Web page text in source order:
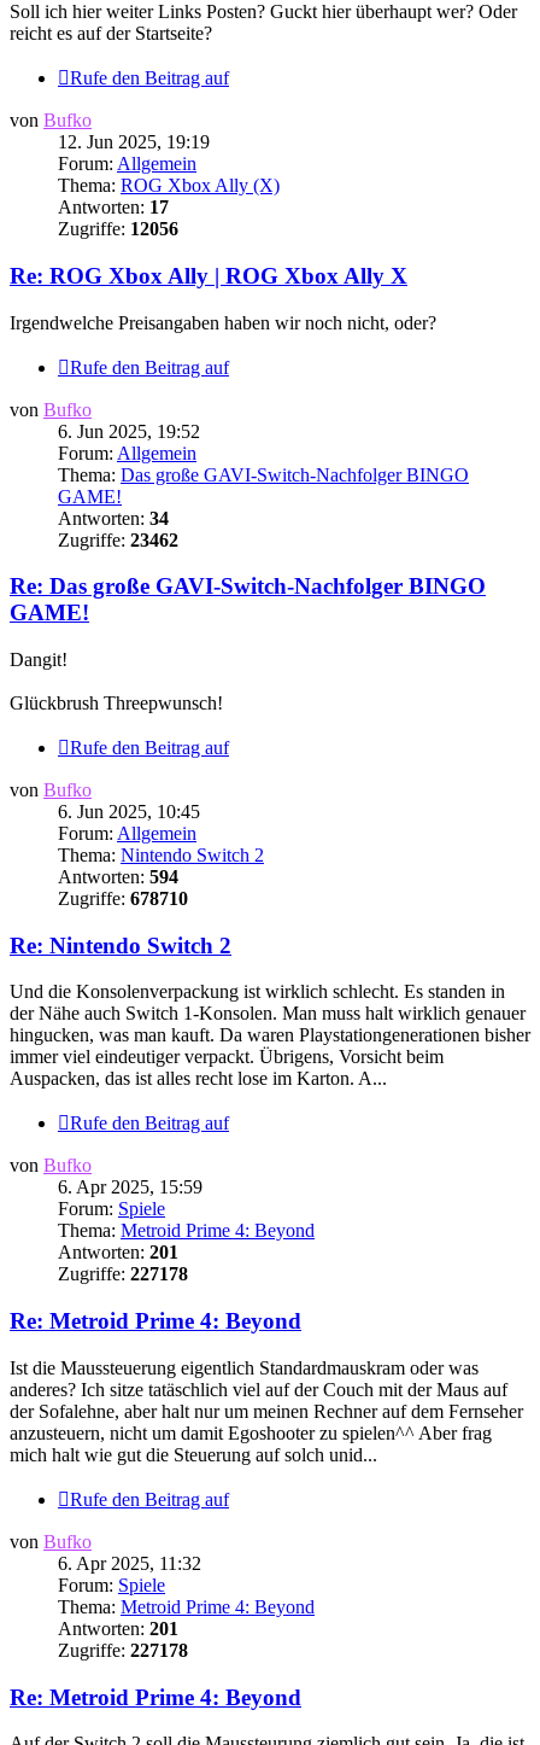
Soll ich hier weiter Links Posten? Guckt hier überhaupt wer? Oder
reicht es auf der Startseite?
Rufe den Beitrag auf
von Bufko
12. Jun 2025, 19:19
Forum: Allgemein
Thema: ROG Xbox Ally (X)
Antworten: 17
Zugriffe: 12056
Re: ROG Xbox Ally | ROG Xbox Ally X
Irgendwelche Preisangaben haben wir noch nicht, oder?
Rufe den Beitrag auf
von Bufko
6. Jun 2025, 19:52
Forum: Allgemein
Thema: Das große GAVI-Switch-Nachfolger BINGO
GAME!
Antworten: 34
Zugriffe: 23462
Re: Das große GAVI-Switch-Nachfolger BINGO
GAME!
Dangit!
Glückbrush Threepwunsch!
Rufe den Beitrag auf
von Bufko
6. Jun 2025, 10:45
Forum: Allgemein
Thema: Nintendo Switch 2
Antworten: 594
Zugriffe: 678710
Re: Nintendo Switch 2
Und die Konsolenverpackung ist wirklich schlecht. Es standen in
der Nähe auch Switch 1-Konsolen. Man muss halt wirklich genauer
hingucken, was man kauft. Da waren Playstationgenerationen bisher
immer viel eindeutiger verpackt. Übrigens, Vorsicht beim
Auspacken, das ist alles recht lose im Karton. A...
Rufe den Beitrag auf
von Bufko
6. Apr 2025, 15:59
Forum: Spiele
Thema: Metroid Prime 4: Beyond
Antworten: 201
Zugriffe: 227178
Re: Metroid Prime 4: Beyond
Ist die Maussteuerung eigentlich Standardmauskram oder was
anderes? Ich sitze tatäschlich viel auf der Couch mit der Maus auf
der Sofalehne, aber halt nur um meinen Rechner auf dem Fernseher
anzusteuern, nicht um damit Egoshooter zu spielen^^ Aber frag
mich halt wie gut die Steuerung auf solch unid...
Rufe den Beitrag auf
von Bufko
6. Apr 2025, 11:32
Forum: Spiele
Thema: Metroid Prime 4: Beyond
Antworten: 201
Zugriffe: 227178
Re: Metroid Prime 4: Beyond